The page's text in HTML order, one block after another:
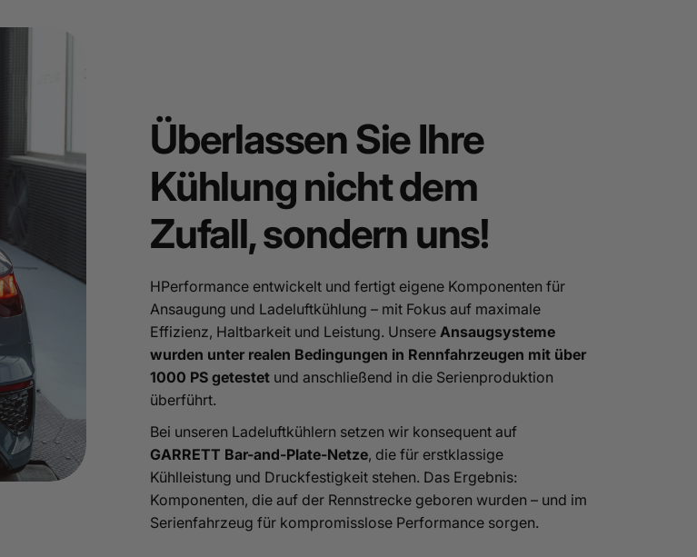
Überlassen Sie Ihre
Kühlung nicht dem
Zufall, sondern uns!
HPerformance entwickelt und fertigt eigene Komponenten für
Ansaugung und Ladeluftkühlung – mit Fokus auf maximale
Effizienz, Haltbarkeit und Leistung. Unsere Ansaugsysteme
wurden unter realen Bedingungen in Rennfahrzeugen mit über
1000 PS getestet und anschließend in die Serienproduktion
überführt.
Bei unseren Ladeluftkühlern setzen wir konsequent auf
GARRETT Bar-and-Plate-Netze, die für erstklassige
Kühlleistung und Druckfestigkeit stehen. Das Ergebnis:
Komponenten, die auf der Rennstrecke geboren wurden – und im
Serienfahrzeug für kompromisslose Performance sorgen.